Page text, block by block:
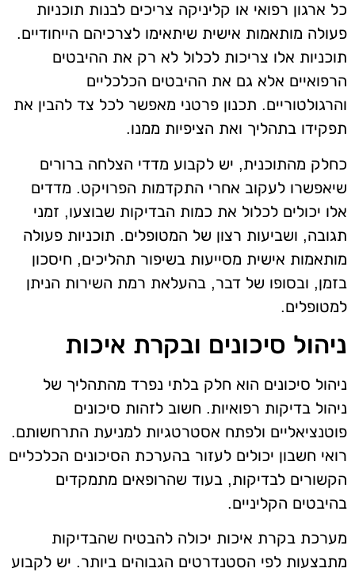
כל ארגון רפואי או קליניקה צריכים לבנות תוכניות
פעולה מותאמות אישית שיתאימו לצרכיהם הייחודיים.
תוכניות אלו צריכות לכלול לא רק את ההיבטים
הרפואיים אלא גם את ההיבטים הכלכליים
והרגולטוריים. תכנון פרטני מאפשר לכל צד להבין את
תפקידו בתהליך ואת הציפיות ממנו.
כחלק מהתוכנית, יש לקבוע מדדי הצלחה ברורים
שיאפשרו לעקוב אחרי התקדמות הפרויקט. מדדים
אלו יכולים לכלול את כמות הבדיקות שבוצעו, זמני
תגובה, ושביעות רצון של המטופלים. תוכניות פעולה
מותאמות אישית מסייעות בשיפור תהליכים, חיסכון
בזמן, ובסופו של דבר, בהעלאת רמת השירות הניתן
למטופלים.
ניהול סיכונים ובקרת איכות
ניהול סיכונים הוא חלק בלתי נפרד מהתהליך של
ניהול בדיקות רפואיות. חשוב לזהות סיכונים
פוטנציאליים ולפתח אסטרטגיות למניעת התרחשותם.
רואי חשבון יכולים לעזור בהערכת הסיכונים הכלכליים
הקשורים לבדיקות, בעוד שהרופאים מתמקדים
בהיבטים הקליניים.
מערכת בקרת איכות יכולה להבטיח שהבדיקות
מתבצעות לפי הסטנדרטים הגבוהים ביותר. יש לקבוע